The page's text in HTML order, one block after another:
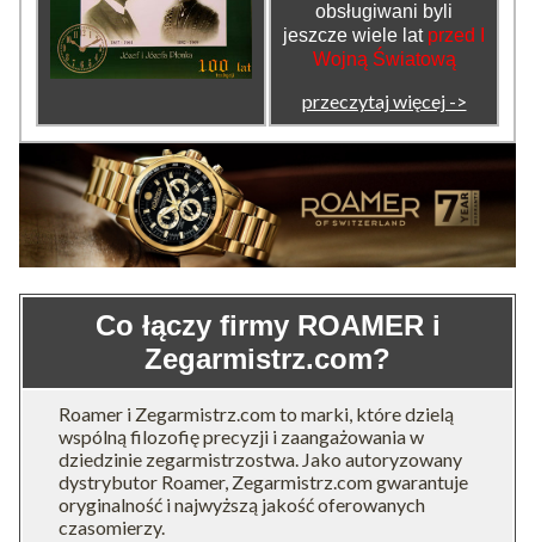
obsługiwani byli
jeszcze wiele lat przed I
Wojną Światową
przeczytaj więcej ->
Co łączy firmy ROAMER i
Zegarmistrz.com?
Roamer i Zegarmistrz.com to marki, które dzielą
wspólną filozofię precyzji i zaangażowania w
dziedzinie zegarmistrzostwa. Jako autoryzowany
dystrybutor Roamer, Zegarmistrz.com gwarantuje
oryginalność i najwyższą jakość oferowanych
czasomierzy.